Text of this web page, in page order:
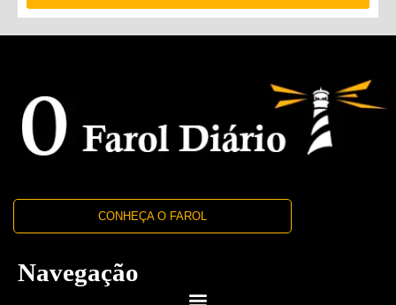
CONHEÇA O FAROL
Navegação